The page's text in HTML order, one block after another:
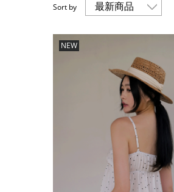
Sort by
NEW